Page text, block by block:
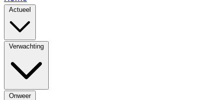
Actueel
Verwachting
Onweer